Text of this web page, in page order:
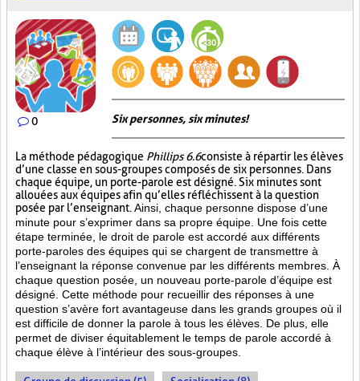
0 Six personnes, six minutes!
La méthode pédagogique Phillips 6.6consiste à répartir les élèves
d’une classe en sous-groupes composés de six personnes. Dans
chaque équipe, un porte-parole est désigné. Six minutes sont
allouées aux équipes afin qu’elles réfléchissent à la question
posée par l’enseignant. Ainsi, chaque personne dispose d’une
minute pour s’exprimer dans sa propre équipe. Une fois cette
étape terminée, le droit de parole est accordé aux différents
porte-paroles des équipes qui se chargent de transmettre à
l’enseignant la réponse convenue par les différents membres. À
chaque question posée, un nouveau porte-parole d’équipe est
désigné. Cette méthode pour recueillir des réponses à une
question s’avère fort avantageuse dans les grands groupes où il
est difficile de donner la parole à tous les élèves. De plus, elle
permet de diviser équitablement le temps de parole accordé à
chaque élève à l’intérieur des sous-groupes.